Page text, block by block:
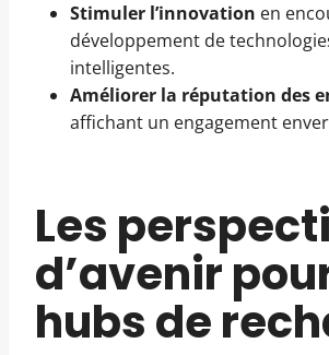
Stimuler l’innovation en
développement de
intelligentes.
Améliorer la réputation des
affichant un engagement
Les
d’avenir
hubs de